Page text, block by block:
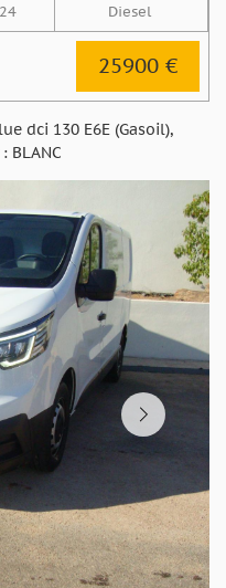
Diesel
25900 €
dci 130 E6E (Gasoil),
BLANC